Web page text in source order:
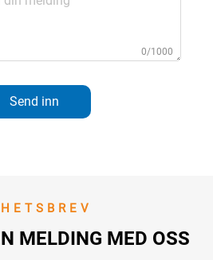
0/1000
Send inn
MELDING MED OSS